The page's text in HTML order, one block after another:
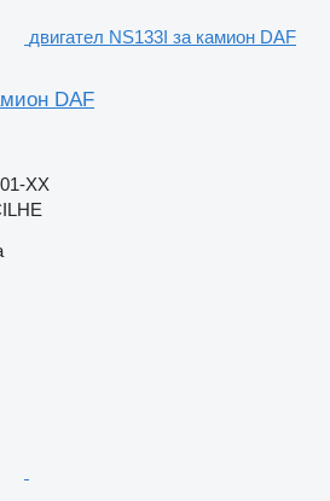
двигател NS133I за камион DAF
DAF
XX